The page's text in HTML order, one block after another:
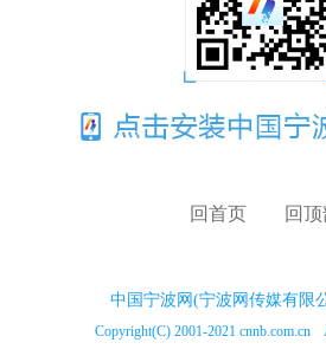
回首页 回顶
中国宁波网(宁波网传媒有限
Copyright(C) 2001-2021 cnnb.com.cn